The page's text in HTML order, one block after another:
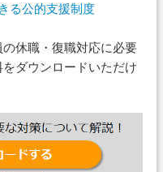
る公的支援制度
休職・復職対応に必要
ダウンロードいただけ